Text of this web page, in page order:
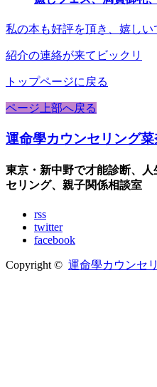
私の本も好評を頂き、嬉しい
紹介の連絡が来てビックリ
トップページに戻る
ページ上部へ戻る
運命學カウンセリング
東京・新中野で才能診断、
セリング、親子関係相談室
rss
twitter
facebook
Copyright © 運命學カウンセ